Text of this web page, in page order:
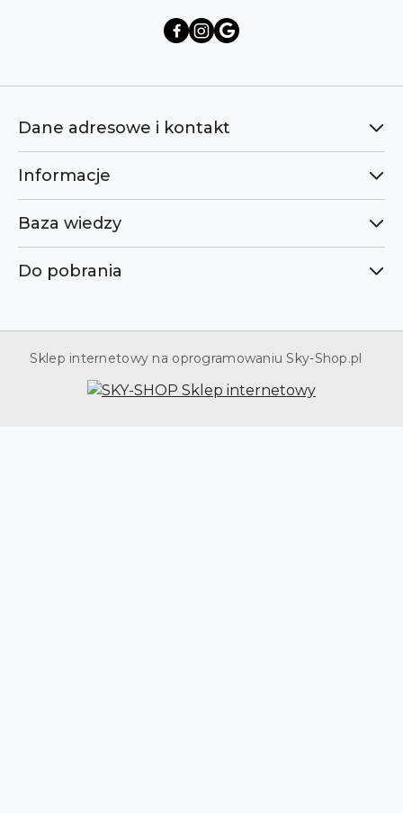
Dane adresowe i kontakt
Informacje
Baza wiedzy
Do pobrania
Sklep internetowy na oprogramowaniu Sky-Shop.pl